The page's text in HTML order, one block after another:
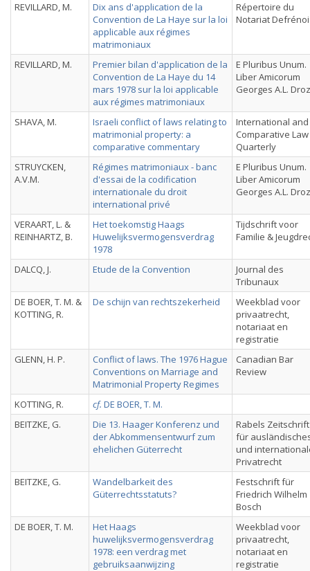
REVILLARD, M.
Dix ans d'application de la
Convention de La Haye sur la loi
applicable aux régimes
matrimoniaux
Répertoire du
Notariat
REVILLARD, M.
Premier bilan d'application de la
Convention de La Haye du 14
mars 1978 sur la loi applicable
aux régimes matrimoniaux
E Pluribus Unum.
Liber Amicorum
Georges A.L. Droz
SHAVA, M.
Israeli conflict of laws relating to
matrimonial property: a
comparative commentary
International and
Comparative Law
Quarterly
STRUYCKEN,
A.V.M.
Régimes matrimoniaux - banc
d'essai de la codification
internationale du droit
international privé
E Pluribus Unum.
Liber Amicorum
Georges A.L. Droz
VERAART, L. &
REINHARTZ, B.
Het toekomstig Haags
Huwelijksvermogensverdrag
1978
Tijdschrift voor
Familie &
DALCQ, J. Etude de la Convention
Journal des
Tribunaux
DE BOER, T. M. &
KOTTING, R.
De schijn van rechtszekerheid
Weekblad voor
privaatrecht,
notariaat en
registratie
GLENN, H. P.
Conflict of laws. The 1976 Hague
Conventions on Marriage and
Matrimonial Property Regimes
Canadian Bar
Review
KOTTING, R. cf. DE BOER, T. M.
BEITZKE, G.
Die 13. Haager Konferenz und
der Abkommensentwurf zum
ehelichen Güterrecht
Rabels Zeitschrift
für
und
Privatrecht
BEITZKE, G.
Wandelbarkeit des
Güterrechtsstatuts?
Festschrift für
Friedrich Wilhelm
Bosch
DE BOER, T. M.
Het Haags
huwelijksvermogensverdrag
1978: een verdrag met
gebruiksaanwijzing
Weekblad voor
privaatrecht,
notariaat en
registratie